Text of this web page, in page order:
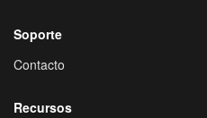
Soporte
Contacto
Recursos